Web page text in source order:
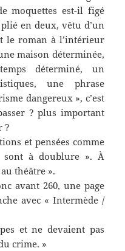
moquettes est-il figé
en deux, vêtu d’un
le roman à l’intérieur
maison déterminée,
déterminé, un
une phrase
dangereux », c’est
? plus important
?
et pensées comme
sont à doublure ». À
théâtre ».
avant 260, une page
avec « Intermède /
et ne devaient pas
crime. »